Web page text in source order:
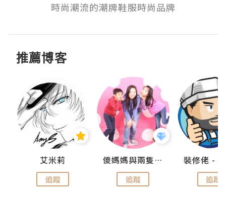
時尚潮流的潮牌鞋服時尚品牌
推薦博客
艾米莉
追蹤
儍媽媽與兩隻小魔怪之家
追蹤 追蹤